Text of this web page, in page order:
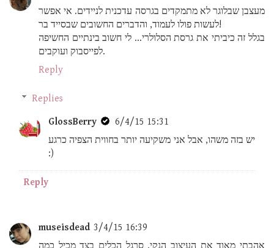
מעצבן שבלוגר לא מתמקדים בגרסה עדכנית לניידים. אי אפשר
לעשות פולו לעמוד, והדברים החשובים שבסייד בר!
בגלל זה כיביתי את גרסת הסלולרי... לי חשוב בינתיים החשיפה
לפייסבוק ועוקבים.
Reply
Replies
GlossBerry
6/4/15 15:31
יש בזה משהו, אבל אני משקיעה יותר בחווית הצפיה כרגע
:)
Reply
museisdead 3/4/15 16:39